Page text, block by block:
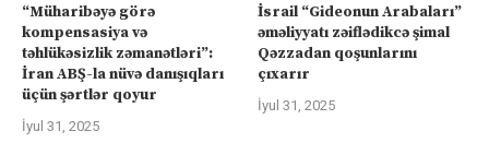
“Müharibəyə görə
kompensasiya və
təhlükəsizlik zəmanətləri”:
İran ABŞ-la nüvə danışıqları
üçün şərtlər qoyur
İyul 31, 2025
İsrail “Gideonun Arabaları”
əməliyyatı zəiflədikcə şimal
Qəzzadan qoşunlarını
çıxarır
İyul 31, 2025